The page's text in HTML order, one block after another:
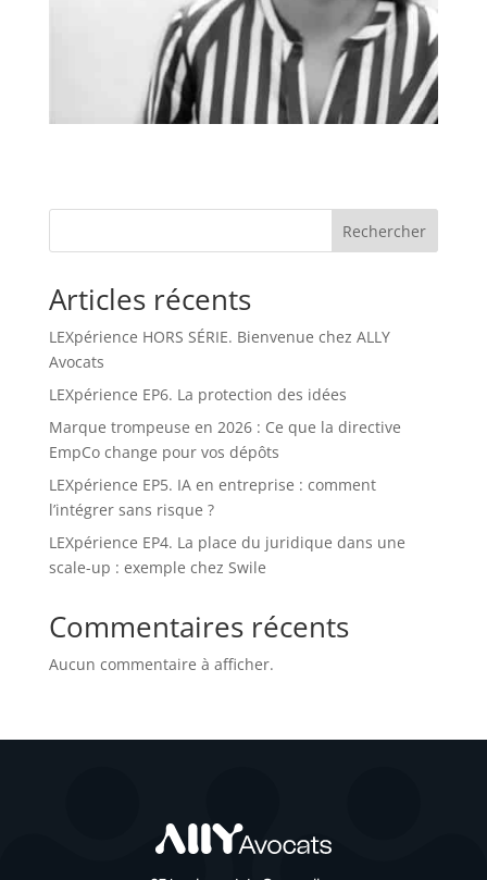
Rechercher
Articles récents
LEXpérience HORS SÉRIE. Bienvenue chez ALLY
Avocats
LEXpérience EP6. La protection des idées
Marque trompeuse en 2026 : Ce que la directive
EmpCo change pour vos dépôts
LEXpérience EP5. IA en entreprise : comment
l’intégrer sans risque ?
LEXpérience EP4. La place du juridique dans une
scale-up : exemple chez Swile
Commentaires récents
Aucun commentaire à afficher.